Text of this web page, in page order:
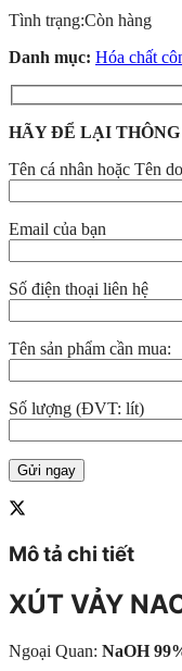
Tình trạng:Còn hàng
Danh mục: Hóa chất
HÃY ĐỂ LẠI
Tên cá nhân hoặc Tên
Email của bạn
Số điện thoại liên hệ
Tên sản phẩm cần mua:
Số lượng (ĐVT: lít)
Mô tả chi tiết
XÚT VẢY
Ngoại Quan: NaOH